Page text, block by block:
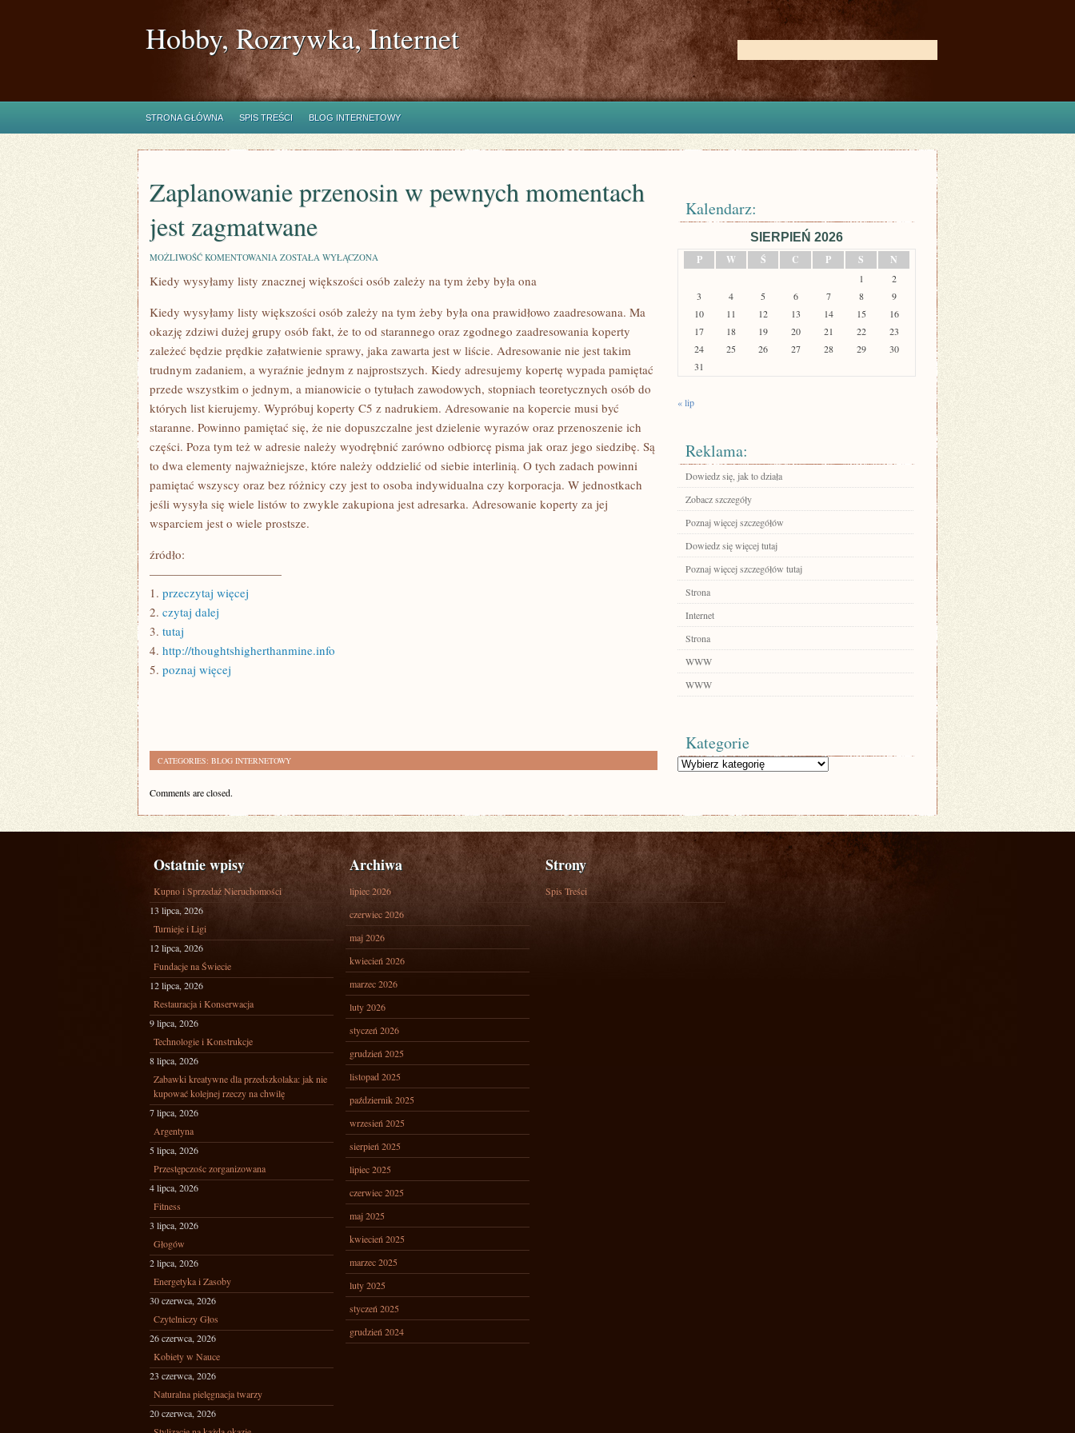
Hobby, Rozrywka, Internet
STRONA GŁÓWNA SPIS TREŚCI BLOG INTERNETOWY
Zaplanowanie przenosin w pewnych momentach
jest zagmatwane
MOŻLIWOŚĆ KOMENTOWANIA ZAPLANOWANIE
W
PEWNYCH
JEST
ZAGMATWANE
ZOSTAŁA WYŁĄCZONA
Kiedy wysyłamy listy znacznej większości osób zależy na tym żeby była ona
Kiedy wysyłamy listy większości osób zależy na tym żeby była ona prawidłowo zaadresowana. Ma
okazję zdziwi dużej grupy osób fakt, że to od starannego oraz zgodnego zaadresowania koperty
zależeć będzie prędkie załatwienie sprawy, jaka zawarta jest w liście. Adresowanie nie jest takim
trudnym zadaniem, a wyraźnie jednym z najprostszych. Kiedy adresujemy kopertę wypada pamiętać
przede wszystkim o jednym, a mianowicie o tytułach zawodowych, stopniach teoretycznych osób do
których list kierujemy. Wypróbuj koperty C5 z nadrukiem. Adresowanie na kopercie musi być
staranne. Powinno pamiętać się, że nie dopuszczalne jest dzielenie wyrazów oraz przenoszenie ich
części. Poza tym też w adresie należy wyodrębnić zarówno odbiorcę pisma jak oraz jego siedzibę. Są
to dwa elementy najważniejsze, które należy oddzielić od siebie interlinią. O tych zadach powinni
pamiętać wszyscy oraz bez różnicy czy jest to osoba indywidualna czy korporacja. W jednostkach
jeśli wysyła się wiele listów to zwykle zakupiona jest adresarka. Adresowanie koperty za jej
wsparciem jest o wiele prostsze.
źródło:
———————————
1. przeczytaj więcej
2. czytaj dalej
3. tutaj
4. http://thoughtshigherthanmine.info
5. poznaj więcej
CATEGORIES: BLOG INTERNETOWY
Comments are closed.
Kalendarz:
SIERPIEŃ 2026
P
W Ś C P S N
1
2
3
4 5 6 7 8
9
10
11 12 13 14 15
16
17
18 19 20 21 22
23
24
25 26 27 28 29
30
31
« lip
Reklama:
Dowiedz się, jak to działa
Zobacz szczegóły
Poznaj więcej szczegółów
Dowiedz się więcej tutaj
Poznaj więcej szczegółów tutaj
Strona
Internet
Strona
WWW
WWW
Kategorie
Kategorie
Ostatnie wpisy
Kupno i Sprzedaż Nieruchomości
13 lipca, 2026
Turnieje i Ligi
12 lipca, 2026
Fundacje na Świecie
12 lipca, 2026
Restauracja i Konserwacja
9 lipca, 2026
Technologie i Konstrukcje
8 lipca, 2026
Zabawki kreatywne dla przedszkolaka: jak nie
kupować kolejnej rzeczy na chwilę
7 lipca, 2026
Argentyna
5 lipca, 2026
Przestępczośc zorganizowana
4 lipca, 2026
Fitness
3 lipca, 2026
Głogów
2 lipca, 2026
Energetyka i Zasoby
30 czerwca, 2026
Czytelniczy Głos
26 czerwca, 2026
Kobiety w Nauce
23 czerwca, 2026
Naturalna pielęgnacja twarzy
20 czerwca, 2026
Archiwa
lipiec 2026
czerwiec 2026
maj 2026
kwiecień 2026
marzec 2026
luty 2026
styczeń 2026
grudzień 2025
listopad 2025
październik 2025
wrzesień 2025
sierpień 2025
lipiec 2025
czerwiec 2025
maj 2025
kwiecień 2025
marzec 2025
luty 2025
styczeń 2025
grudzień 2024
Strony
Spis Treści